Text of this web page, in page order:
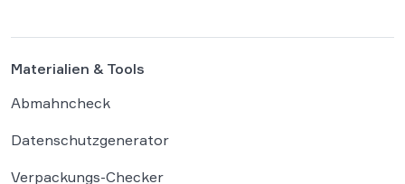
Materialien & Tools
Abmahncheck
Datenschutzgenerator
Verpackungs-Checker